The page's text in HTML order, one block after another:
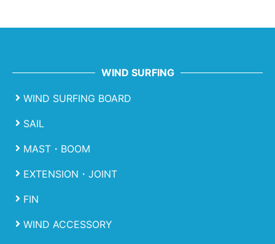
WIND SURFING
WIND SURFING BOARD
SAIL
MAST・BOOM
EXTENSION・JOINT
FIN
WIND ACCESSORY